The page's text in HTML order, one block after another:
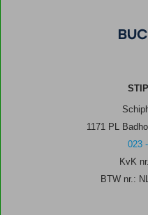
1171 PL
023
KvK
BTW nr.: